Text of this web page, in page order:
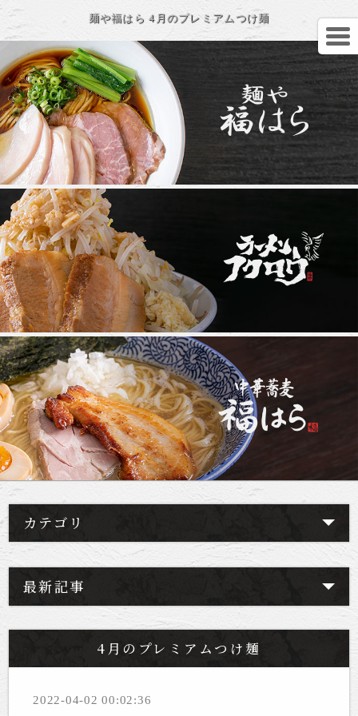
麺や福はら 4月のプレミアムつけ麺
カテゴリ
最新記事
4月のプレミアムつけ麺
2022-04-02 00:02:36